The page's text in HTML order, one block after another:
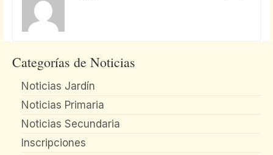
Categorías de Noticias
Noticias Jardín
Noticias Primaria
Noticias Secundaria
Inscripciones